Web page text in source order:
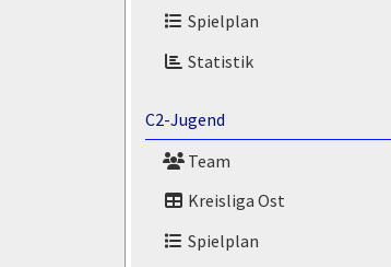
Spielplan
Statistik
C2-Jugend
Team
Kreisliga Ost
Spielplan